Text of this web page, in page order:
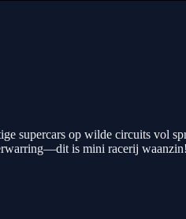
supercars op wilde circuits vol
is mini racerij